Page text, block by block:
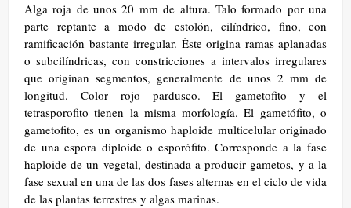
Alga roja de unos 20 mm de altura. Talo formado por una
parte reptante a modo de estolón, cilíndrico, fino, con
ramificación bastante irregular. Éste origina ramas aplanadas
o subcilíndricas, con constricciones a intervalos irregulares
que originan segmentos, generalmente de unos 2 mm de
longitud. Color rojo pardusco. El gametofito y el
tetrasporofito tienen la misma morfología. El gametófito, o
gametofito, es un organismo haploide multicelular originado
de una espora diploide o esporófito. Corresponde a la fase
haploide de un vegetal, destinada a producir gametos, y a la
fase sexual en una de las dos fases alternas en el ciclo de vida
de las plantas terrestres y algas marinas.